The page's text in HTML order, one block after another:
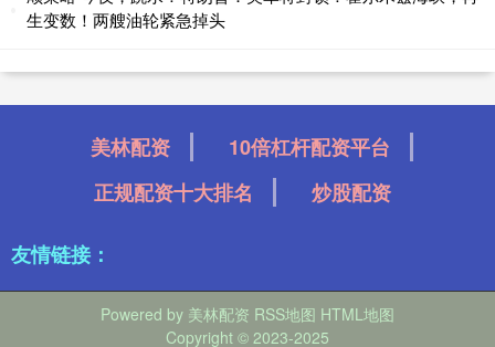
生变数！两艘油轮紧急掉头
美林配资
10倍杠杆配资平台
正规配资十大排名
炒股配资
友情链接：
Powered by 美林配资 RSS地图 HTML地图
Copyright © 2023-2025